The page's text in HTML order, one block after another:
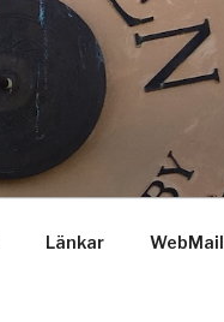
Länkar WebMail